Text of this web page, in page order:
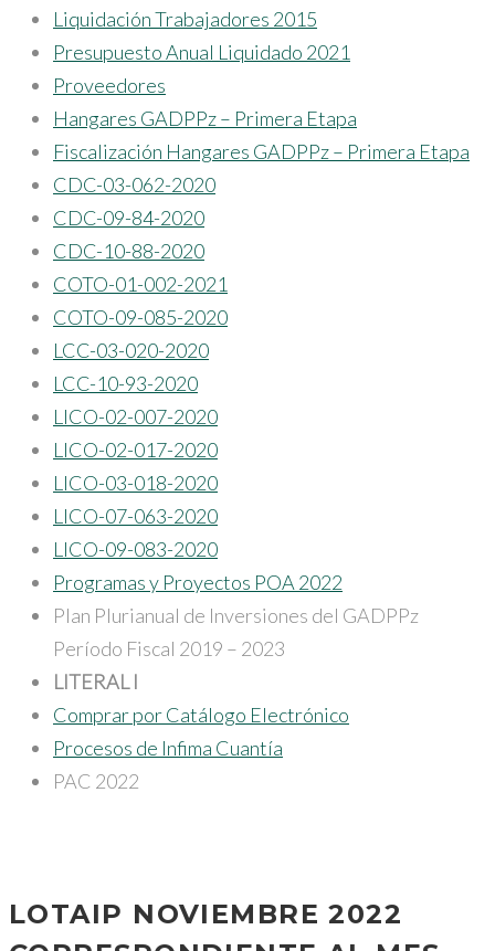
Liquidación Trabajadores 2015
Presupuesto Anual Liquidado 2021
Proveedores
Hangares GADPPz – Primera Etapa
Fiscalización Hangares GADPPz – Primera Etapa
CDC-03-062-2020
CDC-09-84-2020
CDC-10-88-2020
COTO-01-002-2021
COTO-09-085-2020
LCC-03-020-2020
LCC-10-93-2020
LICO-02-007-2020
LICO-02-017-2020
LICO-03-018-2020
LICO-07-063-2020
LICO-09-083-2020
Programas y Proyectos POA 2022
Plan Plurianual de Inversiones del GADPPz
Período Fiscal 2019 – 2023
LITERAL I
Comprar por Catálogo Electrónico
Procesos de Infima Cuantía
PAC 2022
LOTAIP NOVIEMBRE 2022